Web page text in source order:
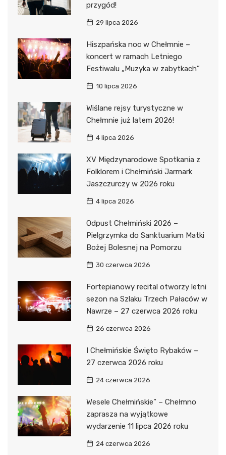
przygód!
29 lipca 2026
Hiszpańska noc w Chełmnie –
koncert w ramach Letniego
Festiwalu „Muzyka w zabytkach”
10 lipca 2026
Wiślane rejsy turystyczne w
Chełmnie już latem 2026!
4 lipca 2026
XV Międzynarodowe Spotkania z
Folklorem i Chełmiński Jarmark
Jaszczurczy w 2026 roku
4 lipca 2026
Odpust Chełmiński 2026 –
Pielgrzymka do Sanktuarium Matki
Bożej Bolesnej na Pomorzu
30 czerwca 2026
Fortepianowy recital otworzy letni
sezon na Szlaku Trzech Pałaców w
Nawrze – 27 czerwca 2026 roku
26 czerwca 2026
I Chełmińskie Święto Rybaków –
27 czerwca 2026 roku
24 czerwca 2026
Wesele Chełmińskie” – Chełmno
zaprasza na wyjątkowe
wydarzenie 11 lipca 2026 roku
24 czerwca 2026